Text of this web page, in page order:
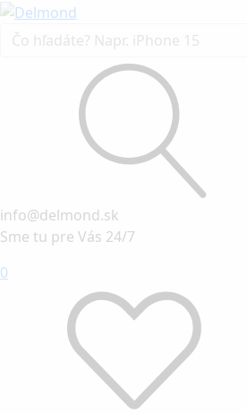
info@delmond.sk
Sme tu pre Vás 24/7
0